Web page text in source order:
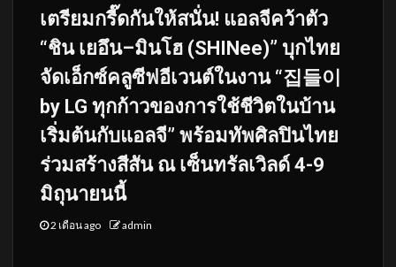
เตรียมกรี๊ดกันให้สนั่น! แอลจีคว้าตัว
“ชิน เยอึน–มินโฮ (SHINee)” บุกไทย
จัดเอ็กซ์คลูซีฟอีเวนต์ในงาน “집들이
by LG ทุกก้าวของการใช้ชีวิตในบ้าน
เริ่มต้นกับแอลจี” พร้อมทัพศิลปินไทย
ร่วมสร้างสีสัน ณ เซ็นทรัลเวิลด์ 4-9
มิถุนายนนี้
2 เดือน ago admin